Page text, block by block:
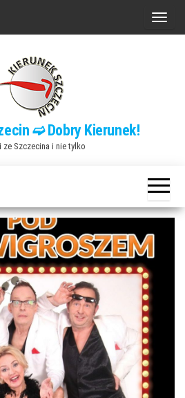
P
n
a
w
➫ Dobry Kierunek!
ze Szczecina i nie tylko